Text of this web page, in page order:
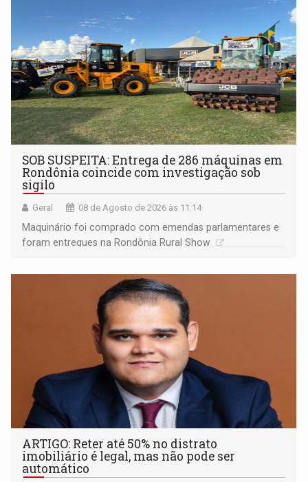
SOB SUSPEITA: Entrega de 286 máquinas em
Rondônia coincide com investigação sob
sigilo
Geral 08 de Agosto de 2026 às 11:14
Maquinário foi comprado com emendas parlamentares e
foram entregues na Rondônia Rural Show
ARTIGO: Reter até 50% no distrato
imobiliário é legal, mas não pode ser
automático